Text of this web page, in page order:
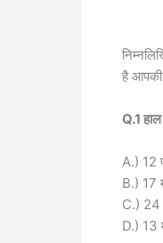
है आपकी
Q.1 हाल
A.) 12
B.) 17
C.) 24
D.) 13